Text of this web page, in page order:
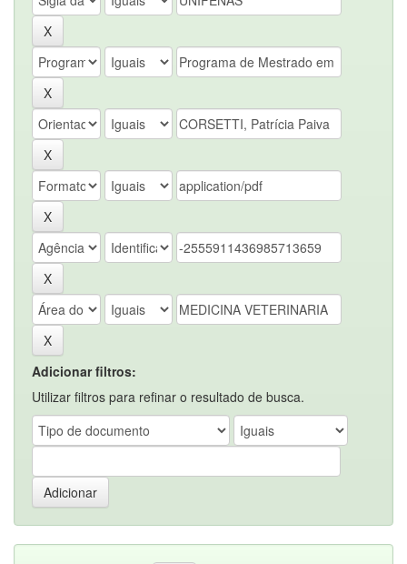
Adicionar filtros:
Utilizar filtros para refinar o resultado de busca.